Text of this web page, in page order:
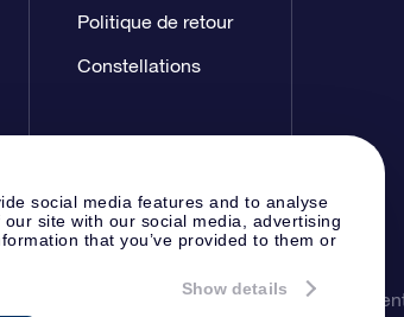
social media features and to analyse
site with our social media, advertising
that you’ve provided to them or
Show details
Politique de retour
Constellations
Page de presseDéclaration de